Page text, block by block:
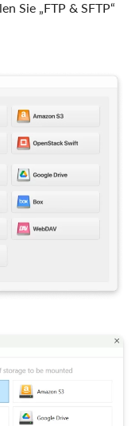
Sie „FTP & SFTP“